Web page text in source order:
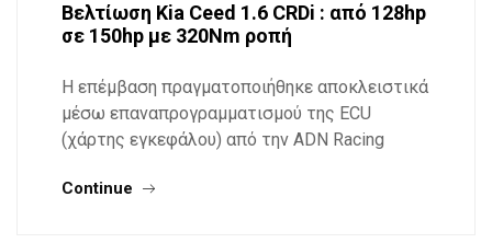
Βελτίωση Kia Ceed 1.6 CRDi : από 128hp
σε 150hp με 320Nm ροπή
Η επέμβαση πραγματοποιήθηκε αποκλειστικά
μέσω επαναπρογραμματισμού της ECU
(χάρτης εγκεφάλου) από την ADN Racing
Continue